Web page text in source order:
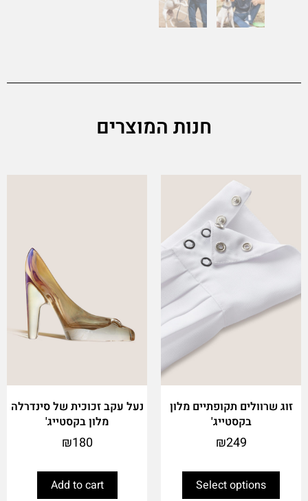
חנות המוצרים
זוג שרוולים תקופתיים מלון
בקסטייג'
₪249
Select options
variants.
The
may
be
נעל עקב זכוכית של סינדרלה
מלון בקסטייג'
₪180
Add to cart